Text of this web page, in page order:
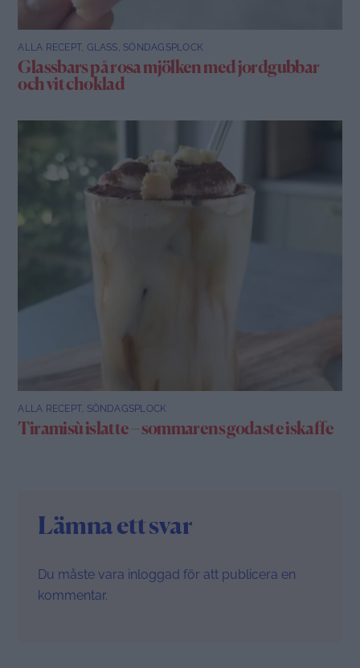
ALLA RECEPT, GLASS SÖNDAGSPLOCK
Glassbars på rosa mjölken med jordgubbar
och vit choklad
ALLA RECEPT, SÖNDAGSPLOCK
Tiramisù islatte – sommarens godaste iskaffe
Lämna ett svar
Du måste vara inloggad för att publicera en
kommentar.